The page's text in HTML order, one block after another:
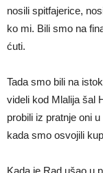
nosili spitfajerice,
ko mi. Bili smo na
ćuti.
Tada smo bili na
videli kod Mlalija šal
probili iz pratnje oni
kada smo osvojili